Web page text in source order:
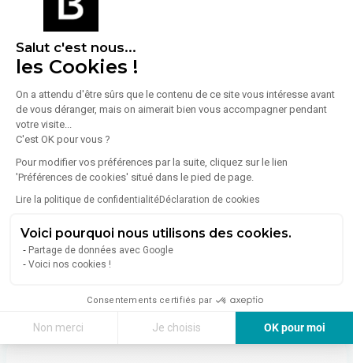
Salut c'est nous...
les Cookies !
On a attendu d'être sûrs que le contenu de ce site vous intéresse avant
de vous déranger, mais on aimerait bien vous accompagner pendant
votre visite...
C'est OK pour vous ?
Pour modifier vos préférences par la suite, cliquez sur le lien
'Préférences de cookies' situé dans le pied de page.
Lire la politique de confidentialitéDéclaration de cookies
Voici pourquoi nous utilisons des cookies.
Partage de données avec Google
Voici nos cookies !
Consentements certifiés par
Non merci Je choisis
OK pour moi
Énergie
Diagnostic de performance énergétique (DPE)
Consommation (énergie primaire) :Non communiqué
Indice d'émission de gaz à effet de serre (GES)
Émissions : Non communiqué
En savoir plus sur le bien